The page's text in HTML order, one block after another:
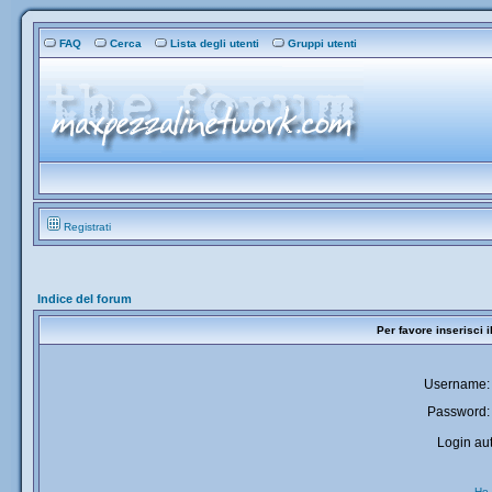
FAQ Cerca Lista degli utenti Gruppi utenti
Registrati
Indice del forum
Per favore inserisci
Username:
Password:
Login